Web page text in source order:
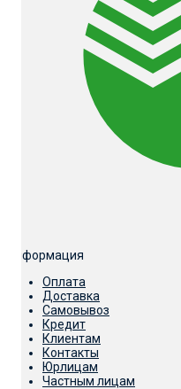
Информация
Оплата
Доставка
Самовывоз
Кредит
Клиентам
Контакты
Юрлицам
Частным лицам